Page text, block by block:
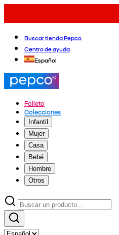
Buscar tienda Pepco
Centro de ayuda
Español
Folleto
Colecciones
Infantil
Mujer
Casa
Bebé
Hombre
Otros